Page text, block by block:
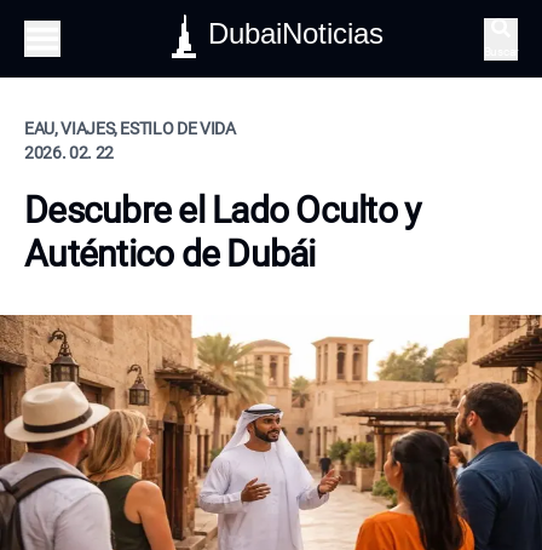
DubaiNoticias
EAU, VIAJES, ESTILO DE VIDA
2026. 02. 22
Descubre el Lado Oculto y
Auténtico de Dubái